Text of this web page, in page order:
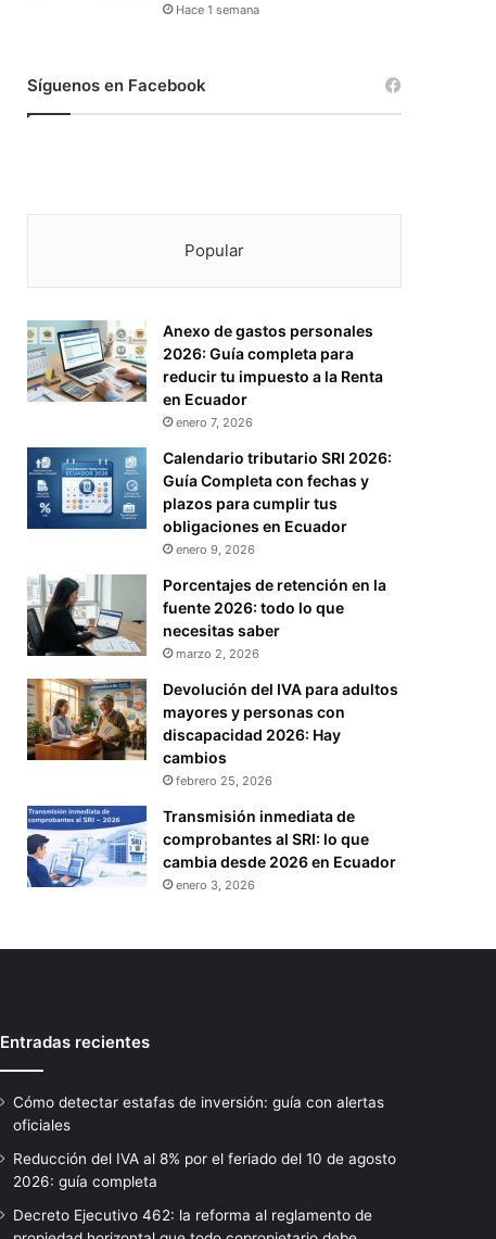
Hace 1 semana
Síguenos en Facebook
Popular
Anexo de gastos personales
2026: Guía completa para
reducir tu impuesto a la Renta
en Ecuador
enero 7, 2026
Calendario tributario SRI 2026:
Guía Completa con fechas y
plazos para cumplir tus
obligaciones en Ecuador
enero 9, 2026
Porcentajes de retención en la
fuente 2026: todo lo que
necesitas saber
marzo 2, 2026
Devolución del IVA para adultos
mayores y personas con
discapacidad 2026: Hay
cambios
febrero 25, 2026
Transmisión inmediata de
comprobantes al SRI: lo que
cambia desde 2026 en Ecuador
enero 3, 2026
Entradas recientes
Cómo detectar estafas de inversión: guía con alertas
oficiales
Reducción del IVA al 8% por el feriado del 10 de agosto
2026: guía completa
Decreto Ejecutivo 462: la reforma al reglamento de